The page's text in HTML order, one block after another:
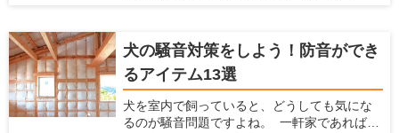
声が周りに漏れたりするのも、壁が原因のこ
とがあります。 だからこそ、ペットを飼う時
にはこういった悩みを解決してくれる壁材を
選ぶ必要があります。 この記事では、ペット
を飼う家におすすめの壁材を紹介するととも
に、愛犬家住宅だからこそ知っている壁材の
犬の騒音対策をしよう！防音ができ
るアイテム13選
犬を室内で飼っていると、どうしても気にな
るのが騒音問題ですよね。 一軒家であれば周